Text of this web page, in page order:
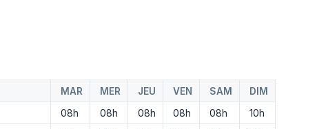
MAR MER JEU VEN SAM
DIM
08h 08h 08h 08h 08h
10h